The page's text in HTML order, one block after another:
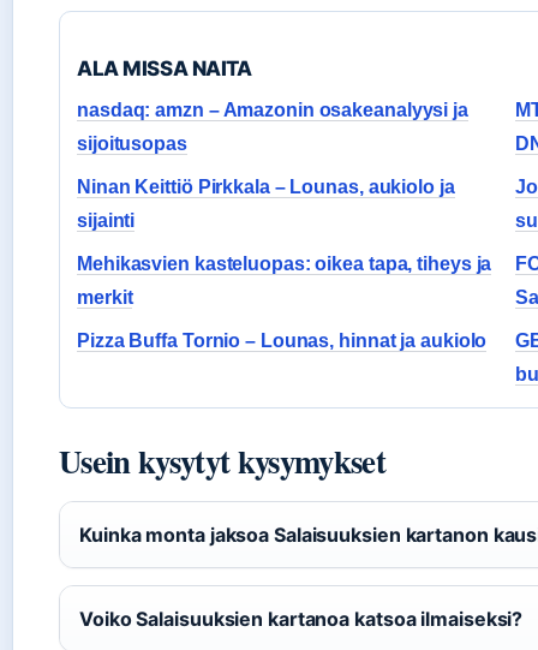
ALA MISSA NAITA
nasdaq: amzn – Amazonin osakeanalyysi ja
sijoitusopas
Ninan Keittiö Pirkkala – Lounas, aukiolo ja
sijainti
Mehikasvien kasteluopas: oikea tapa, tiheys ja
merkit
Pizza Buffa Tornio – Lounas, hinnat ja aukiolo
Usein kysytyt kysymykset
Kuinka monta jaksoa Salaisuuksien kartanon
Voiko Salaisuuksien kartanoa katsoa ilmaiseksi?